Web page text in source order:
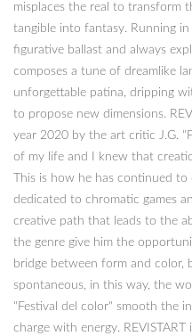
misplaces the real to transform
tangible into fantasy. Running
figurative ballast and always
composes a tune of dreamlike
unforgettable patina, dripping
to propose new dimensions.
year 2020 by the art critic J.G.
of my life and I knew that
This is how he has continued
dedicated to chromatic games
creative path that leads to the
the genre give him the
bridge between form and color,
spontaneous, in this way, the
"Festival del color" smooth the
charge with energy.